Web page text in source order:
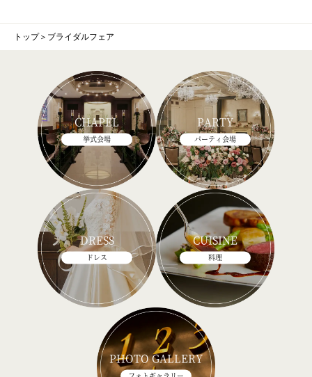
トップ＞ ブライダルフェア
CHAPEL
挙式会場
PARTY
パーティ会場
DRESS
ドレス
CUISINE
料理
PHOTO GALLERY